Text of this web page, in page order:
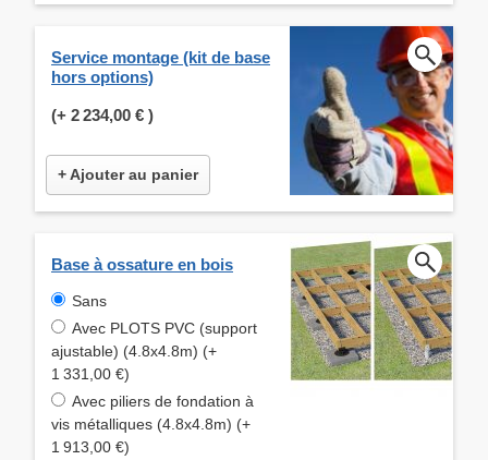
Service montage (kit de base
hors options)
(+ 2 234,00 € )
+ Ajouter au panier
Base à ossature en bois
Sans
Avec PLOTS PVC (support
ajustable) (4.8x4.8m) (+
1 331,00 €)
Avec piliers de fondation à
vis métalliques (4.8x4.8m) (+
1 913,00 €)